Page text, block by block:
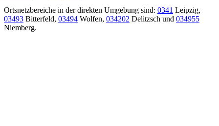
Ortsnetzbereiche in der direkten Umgebung sind: 0341 Leipzig,
03493 Bitterfeld, 03494 Wolfen, 034202 Delitzsch und 034955
Niemberg.